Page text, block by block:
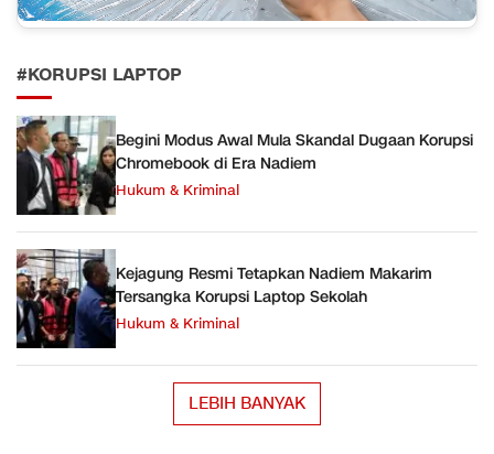
#KORUPSI LAPTOP
Begini Modus Awal Mula Skandal Dugaan Korupsi
Chromebook di Era Nadiem
Hukum & Kriminal
Kejagung Resmi Tetapkan Nadiem Makarim
Tersangka Korupsi Laptop Sekolah
Hukum & Kriminal
LEBIH BANYAK